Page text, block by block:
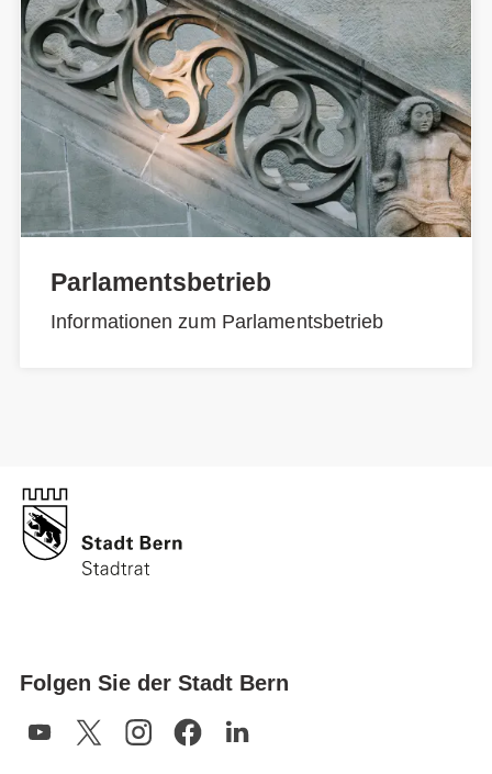
Parlamentsbetrieb
Informationen zum Parlamentsbetrieb
Folgen Sie der Stadt Bern